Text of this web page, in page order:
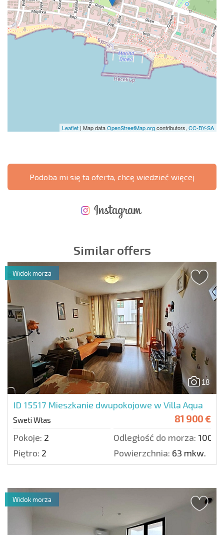
Leaflet | Map dataOpenStreetMap.orgcontributors, CC-BY-SA
Podoba mi się ta oferta, chcę wiedzieć więcej
Similar offers
18
ID 15517 Mieszkanie dwupokojowe w Villa Aqua
Sweti Włas 81 900 €
Pokoje: 2 Odległość do morza: 100
Piętro: 2 Powierzchnia: 63 mkw.
Widok morza
Widok morza